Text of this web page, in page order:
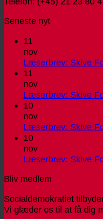
Seneste nyt
11
nov
Læserbrev: Skive
11
nov
Læserbrev: Skive
10
nov
Læserbrev: Skive
10
nov
Læserbrev: Skive
Bliv medlem
Socialdemokratiet
Vi glæder os til at få dig